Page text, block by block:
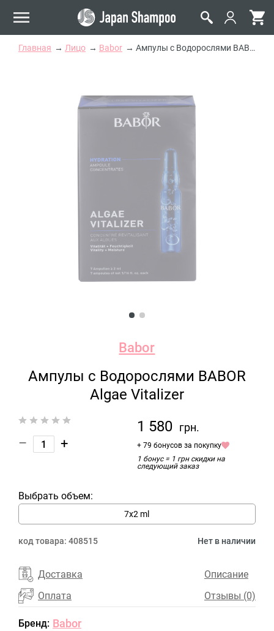
Главная Лицо Babor Ампулы с Водорослями BABOR Algae Vitalizer
Babor
Ампулы с Водорослями BABOR
Algae Vitalizer
– +
1 580 грн.
+ 79 бонусов за покупку
1 бонус = 1 грн скидки на
следующий заказ
Выбрать объем:
7х2 ml
код товара: 408515 Нет в наличии
Доставка
Оплата
Описание
Отзывы (0)
Бренд: Babor